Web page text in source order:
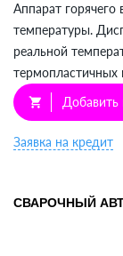
Аппарат горячего
температуры.
реальной
термопластичных
shopping_cart Добавить
Заявка на кредит
СВАРОЧНЫЙ